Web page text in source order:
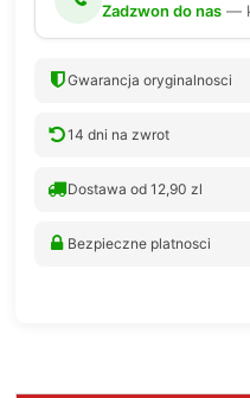
Zadzwon do nas —
Gwarancja oryginalnosci
14 dni na zwrot
Dostawa od 12,90 zl
Bezpieczne platnosci